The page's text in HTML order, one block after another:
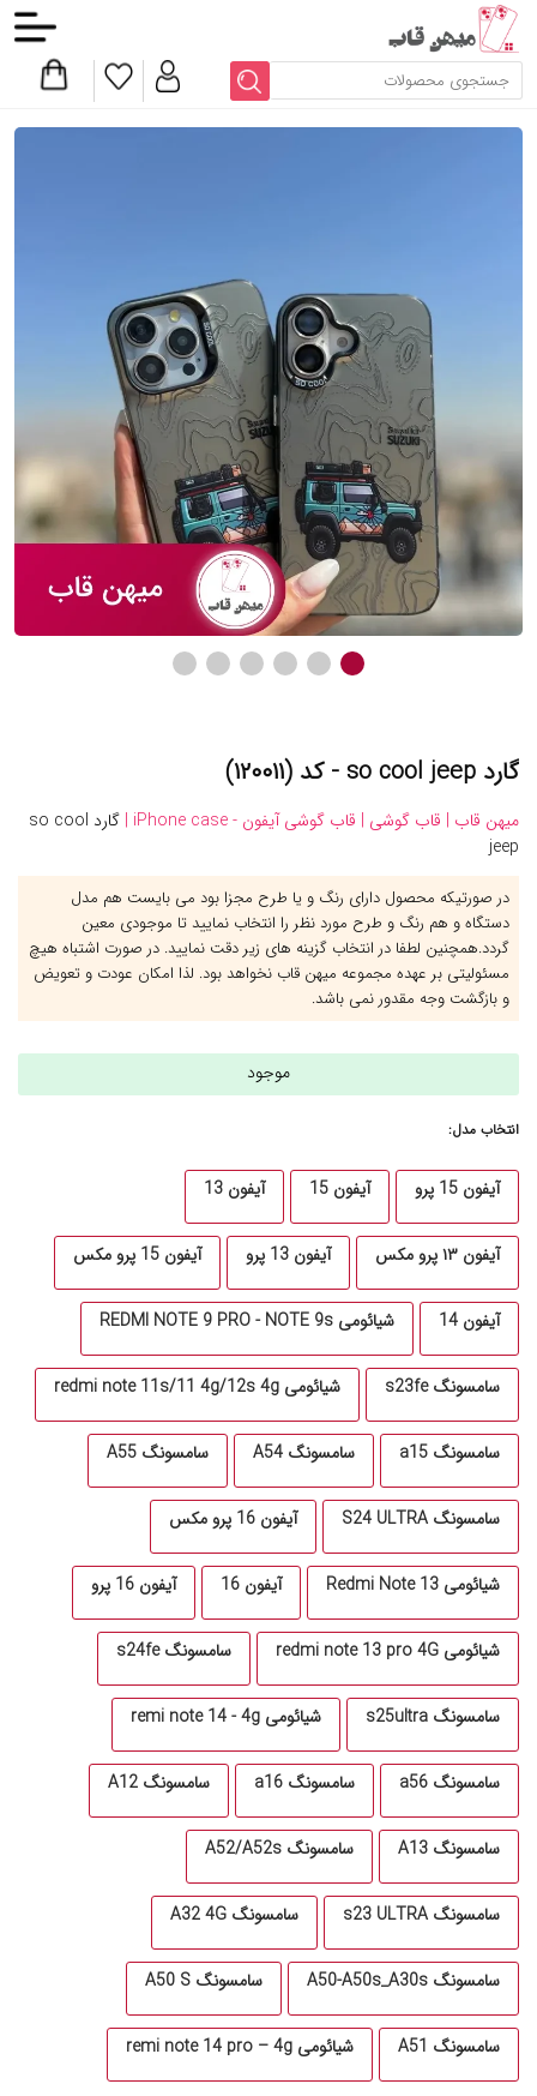
گارد so cool jeep - کد (۱۲۰۰۱۱)
میهن قاب | قاب گوشی | قاب گوشی آیفون - iPhone case |
گارد so cool
jeep
در صورتیکه محصول دارای رنگ و یا طرح مجزا بود می بایست هم مدل
دستگاه و هم رنگ و طرح مورد نظر را انتخاب نمایید تا موجودی معین
گردد.همچنین لطفا در انتخاب گزینه های زیر دقت نمایید. در صورت اشتباه هیچ
مسئولیتی بر عهده مجموعه میهن قاب نخواهد بود. لذا امکان عودت و تعویض
و بازگشت وجه مقدور نمی باشد.
موجود
انتخاب مدل:
آیفون 15 پرو آیفون 15 آیفون 13
آیفون ۱۳ پرو مکس آیفون 13 پرو آیفون 15 پرو مکس
آیفون 14 شیائومی REDMI NOTE 9 PRO - NOTE 9s
سامسونگ s23fe شیائومی redmi note 11s/11 4g/12s 4g
سامسونگ a15 سامسونگ A54 سامسونگ A55
سامسونگ S24 ULTRA آیفون 16 پرو مکس
شیائومی Redmi Note 13 آیفون 16 آیفون 16 پرو
شیائومی redmi note 13 pro 4G سامسونگ s24fe
سامسونگ s25ultra شیائومی remi note 14 - 4g
سامسونگ a56 سامسونگ a16 سامسونگ A12
سامسونگ A13 سامسونگ A52/A52s
سامسونگ s23 ULTRA سامسونگ A32 4G
سامسونگ A50-A50s_A30s سامسونگ A50 S
سامسونگ A51 شیائومی remi note 14 pro – 4g